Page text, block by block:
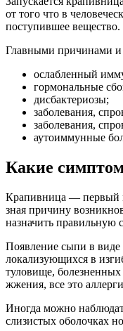
от того что в
поступившее вещество.
Главными причинами и
ослабленный
гормональные
дисбактериозы;
заболевания,
заболевания,
аутоиммунные
Какие
Крапивница — первый
зная причину
назначить правильную
Появление сыпи в
локализующихся в
туловище,
жжения, все это
Иногда можно
слизистых оболочках